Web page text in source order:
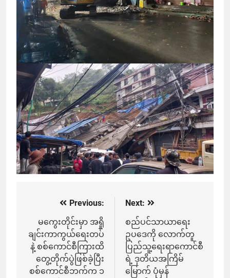
navigation
Previous:
မကွေးတိုင်းမှာ အရှို
ချင်းကာကွယ်ရေးတပ်
နဲ့ စစ်ကောင်စီကြားထိ
တွေ့တိုက်ပွဲဖြစ်ခဲ့ပြီး
စစ်ကောင်စီဘက်က ၁
Next:
စည်ပင်သာယာရေး
ဥပဒေကို လောက်တူ
ပြည်သူ့ရေးရာကောင်စီ
ရဲ့ ဒုတိယအကြိမ်
မြောက် ပုံမှန်